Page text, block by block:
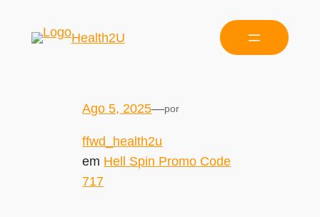
Health2U
Ago 5, 2025—por
ffwd_health2u
em Hell Spin Promo Code
717